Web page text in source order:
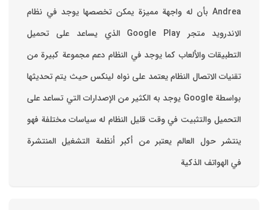
Andrea بأن له واجهة مميزة يمكن تخصصها ‏يوجد في نظام
الاندرويد متجر Google Play الذي يساعد على تحميل
التطبيقات والألعاب ‏كما يوجد في النظام دعم مجموعة كبيرة من
تقنيات الاتصال ‏النظام يعتمد على نواه لينكس حيث يتم تحديثها
بواسطة ‫Google‬ ‏يوجد به الكثير من الإصدارات التي تساعد على
التحميل والتثبيت في وقت قليل ‏النظام له سياسات مختلفة فهو
ينتشر حول العالم يعتبر من أكبر أنظمة التشغيل المنتشرة
في الهواتف الذكية